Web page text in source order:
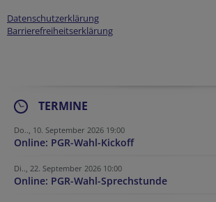
Datenschutzerklärung
Barrierefreiheitserklärung
TERMINE
Do.., 10. September 2026 19:00
Online: PGR-Wahl-Kickoff
Di.., 22. September 2026 10:00
Online: PGR-Wahl-Sprechstunde